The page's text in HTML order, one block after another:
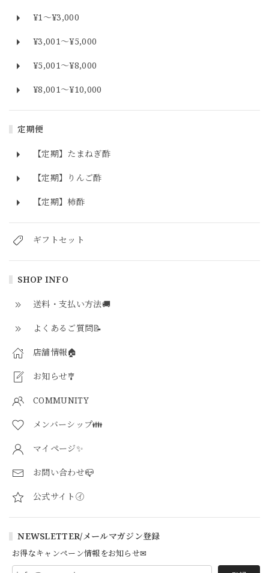
¥1〜¥3,000
¥3,001〜¥5,000
¥5,001〜¥8,000
¥8,001〜¥10,000
定期便
【定期】たまねぎ酢
【定期】りんご酢
【定期】柿酢
ギフトセット
SHOP INFO
送料・支払い方法🚚
よくあるご質問📝
店舗情報🏠
お知らせ🎐
COMMUNITY
メンバーシップ👪
マイページ✨
お問い合わせ📪
公式サイト㋑
NEWSLETTER/メールマガジン登録
お得なキャンペーン情報をお知らせ✉